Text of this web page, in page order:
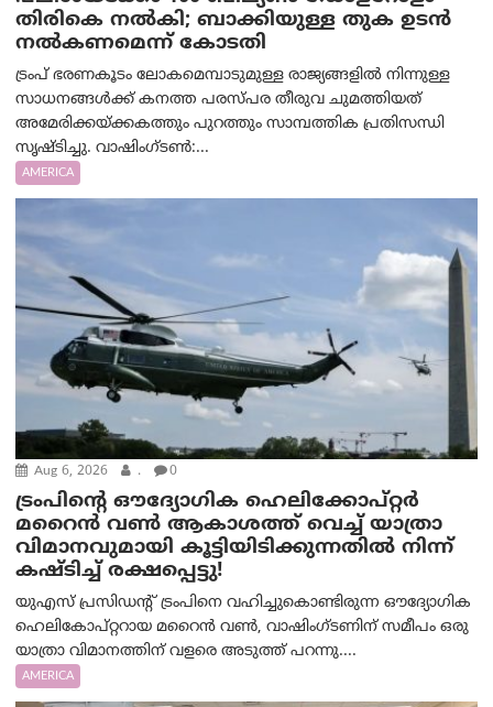
തിരികെ നല്‍കി; ബാക്കിയുള്ള തുക ഉടന്‍
നല്‍കണമെന്ന് കോടതി
ട്രംപ് ഭരണകൂടം ലോകമെമ്പാടുമുള്ള രാജ്യങ്ങളിൽ നിന്നുള്ള
സാധനങ്ങൾക്ക് കനത്ത പരസ്പര തീരുവ ചുമത്തിയത്
അമേരിക്കയ്ക്കകത്തും പുറത്തും സാമ്പത്തിക പ്രതിസന്ധി
സൃഷ്ടിച്ചു. വാഷിംഗ്ടണ്‍:...
AMERICA
Aug 6, 2026 . 0
ട്രം‌പിന്റെ ഔദ്യോഗിക ഹെലിക്കോപ്റ്റര്‍
മറൈന്‍ വണ്‍ ആകാശത്ത് വെച്ച് യാത്രാ
വിമാനവുമായി കൂട്ടിയിടിക്കുന്നതിൽ നിന്ന്
കഷ്ടിച്ച് രക്ഷപ്പെട്ടു!
യുഎസ് പ്രസിഡന്റ് ട്രംപിനെ വഹിച്ചുകൊണ്ടിരുന്ന ഔദ്യോഗിക
ഹെലികോപ്റ്ററായ മറൈൻ വൺ, വാഷിംഗ്ടണിന് സമീപം ഒരു
യാത്രാ വിമാനത്തിന് വളരെ അടുത്ത് പറന്നു....
AMERICA